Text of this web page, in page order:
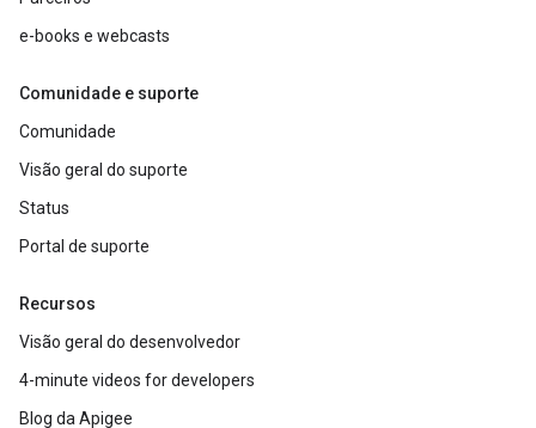
e-books e webcasts
Comunidade e suporte
Comunidade
Visão geral do suporte
Status
Portal de suporte
Recursos
Visão geral do desenvolvedor
4-minute videos for developers
Blog da Apigee